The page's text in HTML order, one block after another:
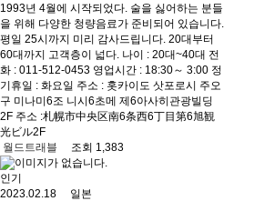
1993년 4월에 시작되었다. 술을 싫어하는 분들
을 위해 다양한 청량음료가 준비되어 있습니다.
평일 25시까지 미리 감사드립니다. 20대부터
60대까지 고객층이 넓다. 나이 : 20대~40대 전
화 : 011-512-0453 영업시간 : 18:30～ 3:00 정
기휴일 : 화요일 주소 : 홋카이도 삿포로시 주오
구 미나미6조 니시6초메 제6아사히관광빌딩
2F 주소 :札幌市中央区南6条西6丁目第6旭観
光ビル2F
월드트래블
조회 1,383
인기
2023.02.18 일본